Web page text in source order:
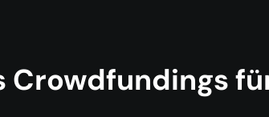
Crowdfundings